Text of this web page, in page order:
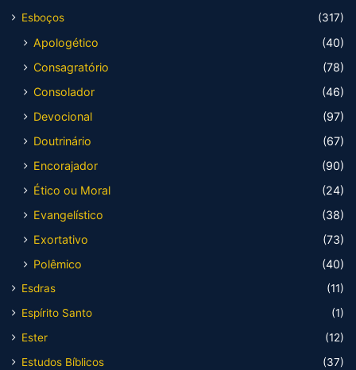
Esboços
(317)
Apologético
(40)
Consagratório
(78)
Consolador
(46)
Devocional
(97)
Doutrinário
(67)
Encorajador
(90)
Ético ou Moral
(24)
Evangelístico
(38)
Exortativo
(73)
Polêmico
(40)
Esdras
(11)
Espírito Santo
(1)
Ester
(12)
Estudos Bíblicos
(37)